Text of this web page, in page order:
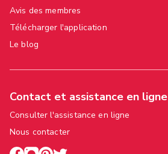
Avis des membres
Télécharger l'application
Le blog
Contact et assistance en ligne
Consulter l'assistance en ligne
Nous contacter